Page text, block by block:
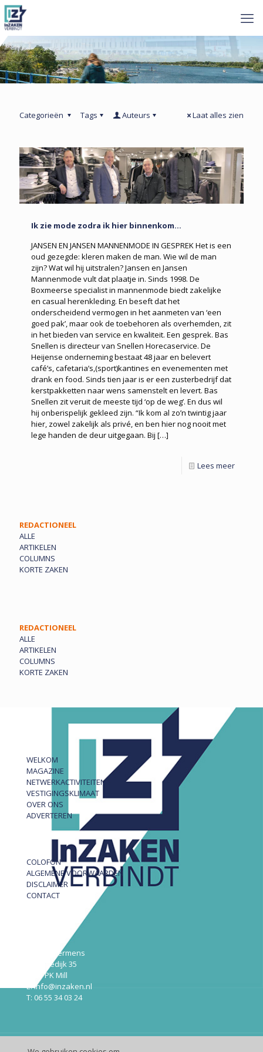
Categorieën Tags Auteurs Laat alles zien
Ik zie mode zodra ik hier binnenkom…
JANSEN EN JANSEN MANNENMODE IN GESPREK Het is een
oud gezegde: kleren maken de man. Wie wil de man
zijn? Wat wil hij uitstralen? Jansen en Jansen
Mannenmode vult dat plaatje in. Sinds 1998. De
Boxmeerse specialist in mannenmode biedt zakelijke
en casual herenkleding. En beseft dat het
onderscheidend vermogen in het aanmeten van ‘een
goed pak’, maar ook de toebehoren als overhemden, zit
in het bieden van service en kwaliteit. Een gesprek. Bas
Snellen is directeur van Snellen Horecaservice. De
Heijense onderneming bestaat 48 jaar en belevert
café’s, cafetaria’s,(sport)kantines en evenementen met
drank en food. Sinds tien jaar is er een zusterbedrijf dat
kerstpakketten naar wens samenstelt en levert. Bas
Snellen zit veruit de meeste tijd ‘op de weg’. En dus wil
hij onberispelijk gekleed zijn. “Ik kom al zo’n twintig jaar
hier, zowel zakelijk als privé, en ben hier nog nooit met
lege handen de deur uitgegaan. Bij […]
Lees meer
REDACTIONEEL
ALLE
ARTIKELEN
COLUMNS
KORTE ZAKEN
REDACTIONEEL
ALLE
ARTIKELEN
COLUMNS
KORTE ZAKEN
WELKOM
MAGAZINE
NETWERKACTIVITEITEN
VESTIGINGSKLIMAAT
OVER ONS
ADVERTEREN
COLOFON
ALGEMENE VOORWAARDEN
DISCLAIMER
CONTACT
Robert Hermens
Udensedijk 35
5451 PK Mill
E: info@inzaken.nl
T: 06 55 34 03 24